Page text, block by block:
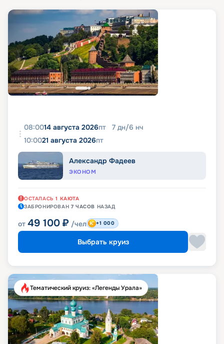
08:0014 августа 2026пт 7 дн/6 нч
10:0021 августа 2026пт
Александр Фадеев
ЭКОНОМ
ОСТАЛАСЬ 1 КАЮТА
ЗАБРОНИРОВАН 7 ЧАСОВ НАЗАД
от 49 100 ₽ /чел +1 000
Выбрать круиз
Тематический круиз: «Легенды Урала»